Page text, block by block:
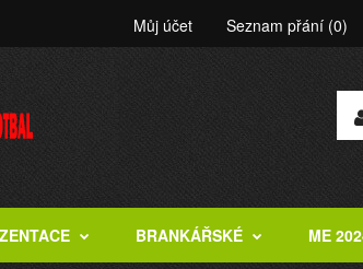
Můj účet Seznam přání (0)
BRANKÁŘSKÉ ME